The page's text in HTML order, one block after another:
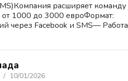
расширяет команду
от 1000 до 3000 евроФормат:
через Facebook и SMS— Работа
10/01/2026